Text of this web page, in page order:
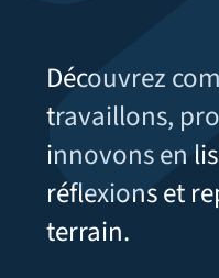
RSE
Recycleur de
Actualités
Découvrez
travaillons,
innovons en
réflexions et
terrain.